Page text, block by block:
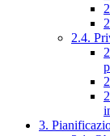
2.4.
3.